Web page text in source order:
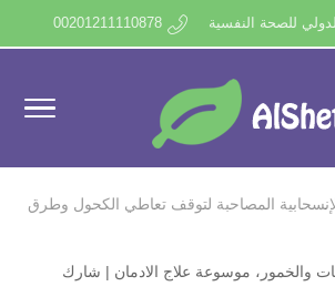
للصحة النفسية 00201211110878
المصاحبة لتوقف تعاطي الكحول وطرق
والخمور ، موسوعة علاج الادمان | شارك